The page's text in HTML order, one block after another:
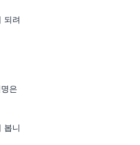
되려
은
봅니